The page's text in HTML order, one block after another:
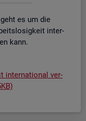
es um die
in­ter­
kann.
in­ter­na­tio­nal ver­